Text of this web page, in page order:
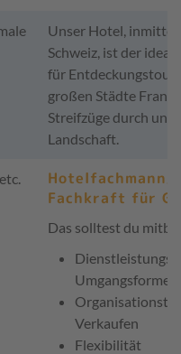
Unser Hotel,
Schweiz, ist der
für
großen Städte
Streifzüge durch
Landschaft.
Fachkraft für
Das solltest du
Umgangsformen
Verkaufen
Flexibilität